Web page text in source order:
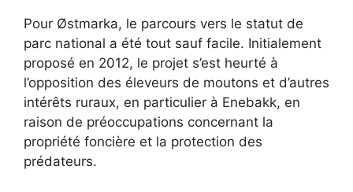
Pour Østmarka, le parcours vers le statut de
parc national a été tout sauf facile. Initialement
proposé en 2012, le projet s’est heurté à
l’opposition des éleveurs de moutons et d’autres
intérêts ruraux, en particulier à Enebakk, en
raison de préoccupations concernant la
propriété foncière et la protection des
prédateurs.